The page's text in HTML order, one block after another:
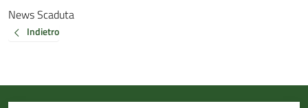
News Scaduta
Indietro